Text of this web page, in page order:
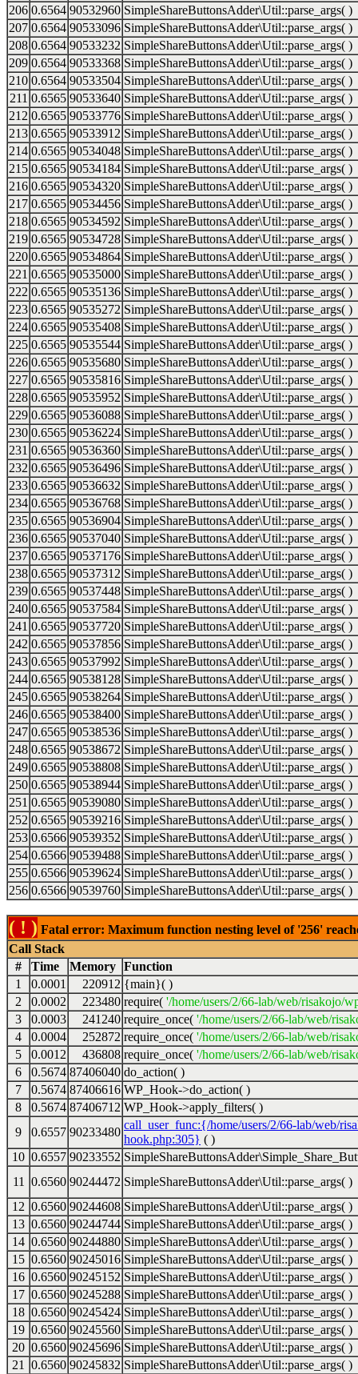
206 0.6564 90532960 SimpleShareButtonsAdder\Util::parse_args( )
207 0.6564 90533096 SimpleShareButtonsAdder\Util::parse_args( )
208 0.6564 90533232 SimpleShareButtonsAdder\Util::parse_args( )
209 0.6564 90533368 SimpleShareButtonsAdder\Util::parse_args( )
210 0.6564 90533504 SimpleShareButtonsAdder\Util::parse_args( )
211 0.6565 90533640 SimpleShareButtonsAdder\Util::parse_args( )
212 0.6565 90533776 SimpleShareButtonsAdder\Util::parse_args( )
213 0.6565 90533912 SimpleShareButtonsAdder\Util::parse_args( )
214 0.6565 90534048 SimpleShareButtonsAdder\Util::parse_args( )
215 0.6565 90534184 SimpleShareButtonsAdder\Util::parse_args( )
216 0.6565 90534320 SimpleShareButtonsAdder\Util::parse_args( )
217 0.6565 90534456 SimpleShareButtonsAdder\Util::parse_args( )
218 0.6565 90534592 SimpleShareButtonsAdder\Util::parse_args( )
219 0.6565 90534728 SimpleShareButtonsAdder\Util::parse_args( )
220 0.6565 90534864 SimpleShareButtonsAdder\Util::parse_args( )
221 0.6565 90535000 SimpleShareButtonsAdder\Util::parse_args( )
222 0.6565 90535136 SimpleShareButtonsAdder\Util::parse_args( )
223 0.6565 90535272 SimpleShareButtonsAdder\Util::parse_args( )
224 0.6565 90535408 SimpleShareButtonsAdder\Util::parse_args( )
225 0.6565 90535544 SimpleShareButtonsAdder\Util::parse_args( )
226 0.6565 90535680 SimpleShareButtonsAdder\Util::parse_args( )
227 0.6565 90535816 SimpleShareButtonsAdder\Util::parse_args( )
228 0.6565 90535952 SimpleShareButtonsAdder\Util::parse_args( )
229 0.6565 90536088 SimpleShareButtonsAdder\Util::parse_args( )
230 0.6565 90536224 SimpleShareButtonsAdder\Util::parse_args( )
231 0.6565 90536360 SimpleShareButtonsAdder\Util::parse_args( )
232 0.6565 90536496 SimpleShareButtonsAdder\Util::parse_args( )
233 0.6565 90536632 SimpleShareButtonsAdder\Util::parse_args( )
234 0.6565 90536768 SimpleShareButtonsAdder\Util::parse_args( )
235 0.6565 90536904 SimpleShareButtonsAdder\Util::parse_args( )
236 0.6565 90537040 SimpleShareButtonsAdder\Util::parse_args( )
237 0.6565 90537176 SimpleShareButtonsAdder\Util::parse_args( )
238 0.6565 90537312 SimpleShareButtonsAdder\Util::parse_args( )
239 0.6565 90537448 SimpleShareButtonsAdder\Util::parse_args( )
240 0.6565 90537584 SimpleShareButtonsAdder\Util::parse_args( )
241 0.6565 90537720 SimpleShareButtonsAdder\Util::parse_args( )
242 0.6565 90537856 SimpleShareButtonsAdder\Util::parse_args( )
243 0.6565 90537992 SimpleShareButtonsAdder\Util::parse_args( )
244 0.6565 90538128 SimpleShareButtonsAdder\Util::parse_args( )
245 0.6565 90538264 SimpleShareButtonsAdder\Util::parse_args( )
246 0.6565 90538400 SimpleShareButtonsAdder\Util::parse_args( )
247 0.6565 90538536 SimpleShareButtonsAdder\Util::parse_args( )
248 0.6565 90538672 SimpleShareButtonsAdder\Util::parse_args( )
249 0.6565 90538808 SimpleShareButtonsAdder\Util::parse_args( )
250 0.6565 90538944 SimpleShareButtonsAdder\Util::parse_args( )
251 0.6565 90539080 SimpleShareButtonsAdder\Util::parse_args( )
252 0.6565 90539216 SimpleShareButtonsAdder\Util::parse_args( )
253 0.6566 90539352 SimpleShareButtonsAdder\Util::parse_args( )
254 0.6566 90539488 SimpleShareButtonsAdder\Util::parse_args( )
255 0.6566 90539624 SimpleShareButtonsAdder\Util::parse_args( )
256 0.6566 90539760 SimpleShareButtonsAdder\Util::parse_args( )
( ! ) Fatal error: Maximum function nesting level of '256'
Call Stack
#
Time Memory Function
1
0.0001 220912 {main}( )
2
0.0002 223480 require( '/home/users/2/66-lab/web/risakojo/
3
0.0003 241240 require_once( '/home/users/2/66-lab/web/
4
0.0004 252872 require_once( '/home/users/2/66-lab/web/
5
0.0012 436808 require_once( '/home/users/2/66-lab/web/
6
0.5674 87406040 do_action( )
7
0.5674 87406616 WP_Hook->do_action( )
8
0.5674 87406712 WP_Hook->apply_filters( )
9
0.6557 90233480
call_user_func:{/home/users/2/66-lab/web/
hook.php:305} ( )
10 0.6557 90233552
11
0.6560 90244472 SimpleShareButtonsAdder\Util::parse_args( )
12 0.6560 90244608 SimpleShareButtonsAdder\Util::parse_args( )
13 0.6560 90244744 SimpleShareButtonsAdder\Util::parse_args( )
14 0.6560 90244880 SimpleShareButtonsAdder\Util::parse_args( )
15 0.6560 90245016 SimpleShareButtonsAdder\Util::parse_args( )
16 0.6560 90245152 SimpleShareButtonsAdder\Util::parse_args( )
17 0.6560 90245288 SimpleShareButtonsAdder\Util::parse_args( )
18 0.6560 90245424 SimpleShareButtonsAdder\Util::parse_args( )
19 0.6560 90245560 SimpleShareButtonsAdder\Util::parse_args( )
20 0.6560 90245696 SimpleShareButtonsAdder\Util::parse_args( )
21
0.6560 90245832 SimpleShareButtonsAdder\Util::parse_args( )